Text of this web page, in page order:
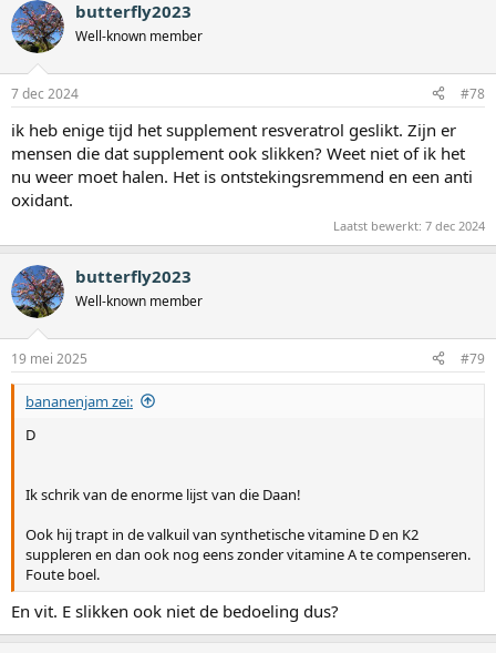
r
d
e
n
e
n
:
butterfly2023
Well-known member
7 dec 2024 #78
ik heb enige tijd het supplement resveratrol geslikt. Zijn er
mensen die dat supplement ook slikken? Weet niet of ik het
nu weer moet halen. Het is ontstekingsremmend en een anti
oxidant.
Laatst bewerkt: 7 dec 2024
butterfly2023
Well-known member
19 mei 2025 #79
bananenjam zei:
D
Ik schrik van de enorme lijst van die Daan!
Ook hij trapt in de valkuil van synthetische vitamine D en K2
suppleren en dan ook nog eens zonder vitamine A te compenseren.
Foute boel.
En vit. E slikken ook niet de bedoeling dus?